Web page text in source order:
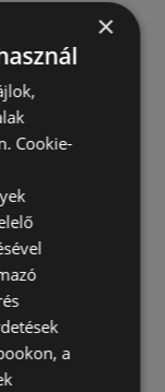
×
Cookie-
a